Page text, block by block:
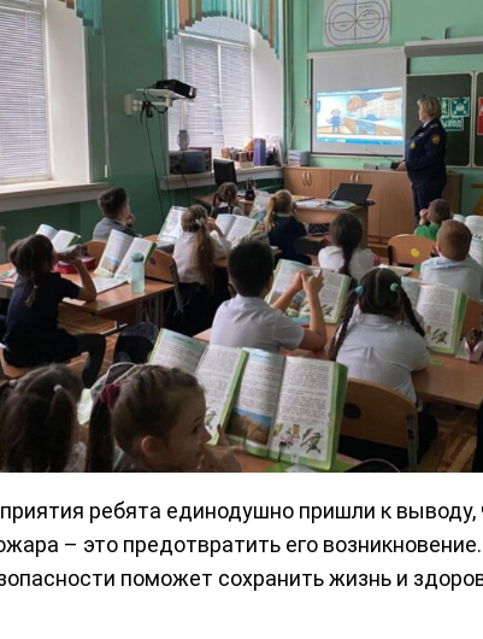
ребята единодушно пришли к
– это предотвратить его
поможет сохранить жизнь и